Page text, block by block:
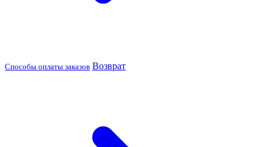
Способы оплаты заказов Возврат